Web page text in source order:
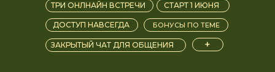
ТРИ ОНЛНАЙН ВСТРЕЧИ
БОНУСЫ ПО ТЕМЕ
ЗАКРЫТЫЙ ЧАТ ДЛЯ ОБЩЕНИЯ
СТАРТ 1 ИЮНЯ
ДОСТУП НАВСЕГДА
+